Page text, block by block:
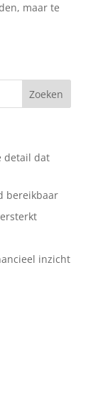
maar te
detail dat
bereikbaar
inzicht